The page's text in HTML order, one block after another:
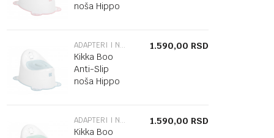
noša Hippo
ADAPTERI I NOŠE
Kikka Boo
Anti-Slip
noša Hippo
1.590,00 RSD
ADAPTERI I NOŠE
Kikka Boo
1.590,00 RSD